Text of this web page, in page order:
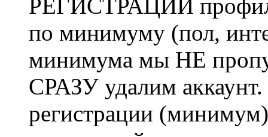
РЕГИСТРАЦИИ профиль
по минимуму (пол,
минимума мы НЕ
СРАЗУ удалим
регистрации